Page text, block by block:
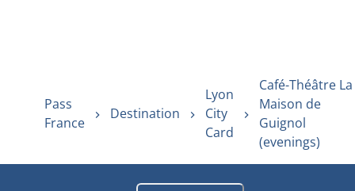
Pass
France
Destination
Lyon
City
Card
Café-Théâtre La
Maison de
Guignol
(evenings)